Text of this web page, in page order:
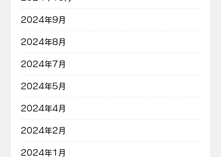
2024年9月
2024年8月
2024年7月
2024年5月
2024年4月
2024年2月
2024年1月